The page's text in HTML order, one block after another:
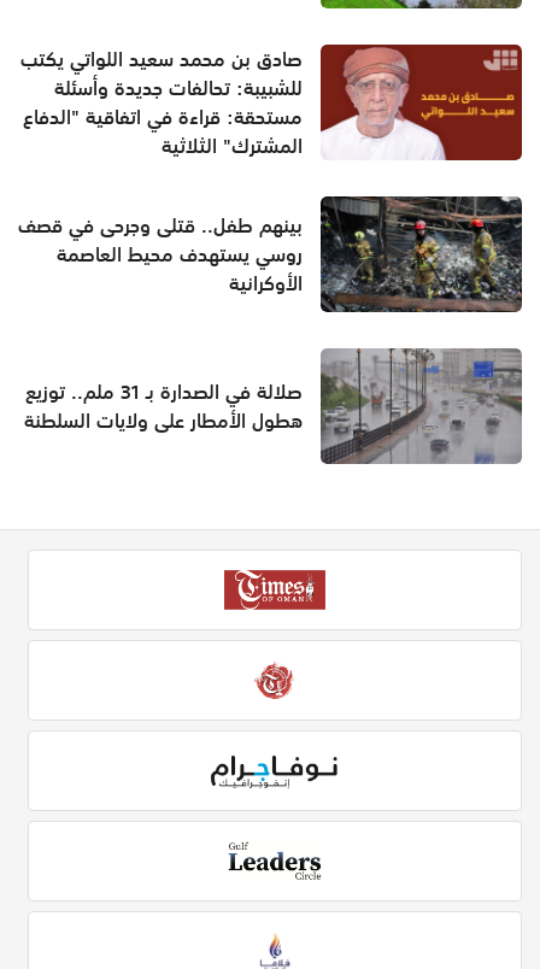
صادق بن محمد سعيد اللواتي يكتب
للشبيبة: تحالفات جديدة وأسئلة
مستحقة: قراءة في اتفاقية "الدفاع
المشترك" الثلاثية
بينهم طفل.. قتلى وجرحى في قصف
روسي يستهدف محيط العاصمة
الأوكرانية
صلالة في الصدارة بـ 31 ملم.. توزيع
هطول الأمطار على ولايات السلطنة